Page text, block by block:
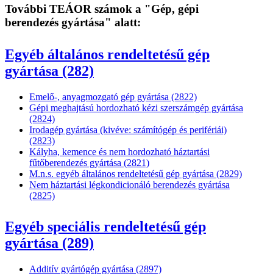
További TEÁOR számok a "Gép, gépi
berendezés gyártása" alatt:
Egyéb általános rendeltetésű gép
gyártása (282)
Emelő-, anyagmozgató gép gyártása (2822)
Gépi meghajtású hordozható kézi szerszámgép gyártása
(2824)
Irodagép gyártása (kivéve: számítógép és perifériái)
(2823)
Kályha, kemence és nem hordozható háztartási
fűtőberendezés gyártása (2821)
M.n.s. egyéb általános rendeltetésű gép gyártása (2829)
Nem háztartási légkondicionáló berendezés gyártása
(2825)
Egyéb speciális rendeltetésű gép
gyártása (289)
Additív gyártógép gyártása (2897)